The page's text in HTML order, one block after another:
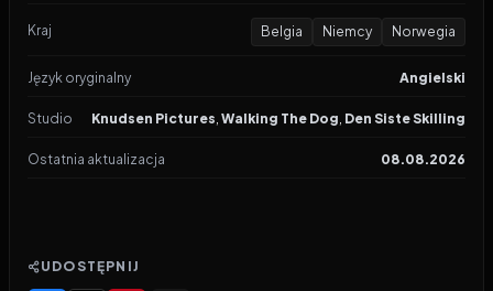
Kraj Belgia Niemcy Norwegia
Język oryginalny Angielski
Studio Knudsen Pictures, Walking The Dog, Den Siste Skilling
Ostatnia aktualizacja 08.08.2026
UDOSTĘPNIJ